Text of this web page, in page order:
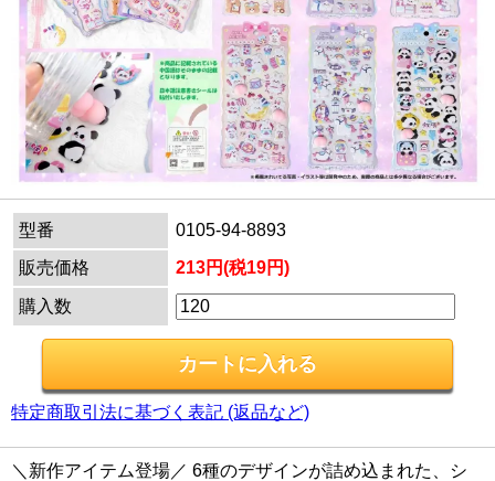
型番
0105-94-8893
販売価格
213円(税19円)
購入数
特定商取引法に基づく表記 (返品など)
＼新作アイテム登場／ 6種のデザインが詰め込まれた、シ